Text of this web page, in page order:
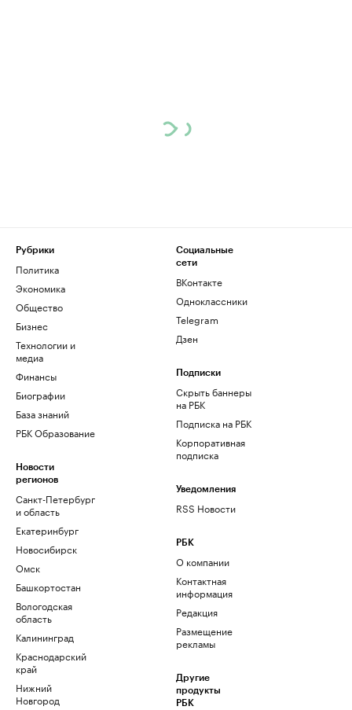
Рубрики
Политика
Экономика
Общество
Бизнес
Технологии и
медиа
Финансы
Биографии
База знаний
РБК Образование
Новости
регионов
Санкт-Петербург
и область
Екатеринбург
Новосибирск
Омск
Башкортостан
Вологодская
область
Калининград
Краснодарский
край
Нижний
Новгород
Социальные
сети
ВКонтакте
Одноклассники
Telegram
Дзен
Подписки
Скрыть баннеры
на РБК
Подписка на РБК
Корпоративная
подписка
Уведомления
RSS Новости
РБК
О компании
Контактная
информация
Редакция
Размещение
рекламы
Другие
продукты
РБК